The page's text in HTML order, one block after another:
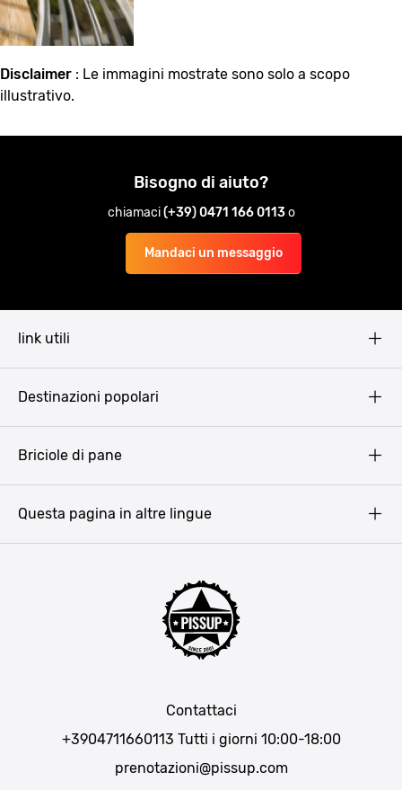
Disclaimer : Le immagini mostrate sono solo a scopo
illustrativo.
Bisogno di aiuto?
chiamaci(+39) 0471 166 0113o
Mandaci un messaggio
link utili
Destinazioni popolari
Bucarest
Briciole di pane
Contattaci
+3904711660113 Tutti i giorni 10:00-18:00
prenotazioni@pissup.com
Questa pagina in altre lingue